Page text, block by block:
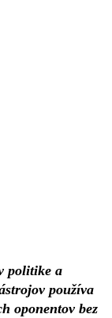
politike a
používa
oponentov bez